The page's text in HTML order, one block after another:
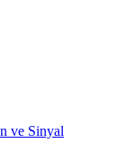
ve Sinyal